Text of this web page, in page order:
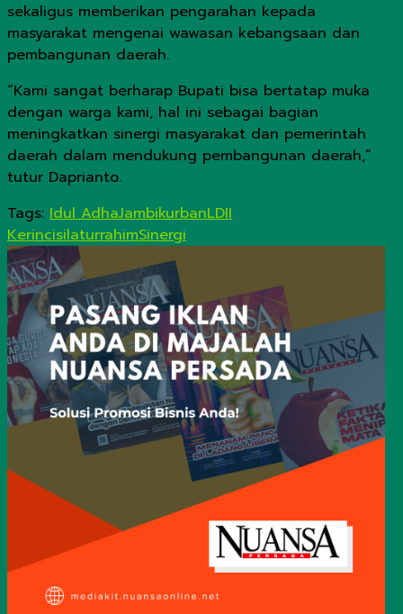
sekaligus memberikan pengarahan kepada
masyarakat mengenai wawasan kebangsaan dan
pembangunan daerah.
“Kami sangat berharap Bupati bisa bertatap muka
dengan warga kami, hal ini sebagai bagian
meningkatkan sinergi masyarakat dan pemerintah
daerah dalam mendukung pembangunan daerah,”
tutur Daprianto.
Tags: Idul AdhaJambikurbanLDII
KerincisilaturrahimSinergi